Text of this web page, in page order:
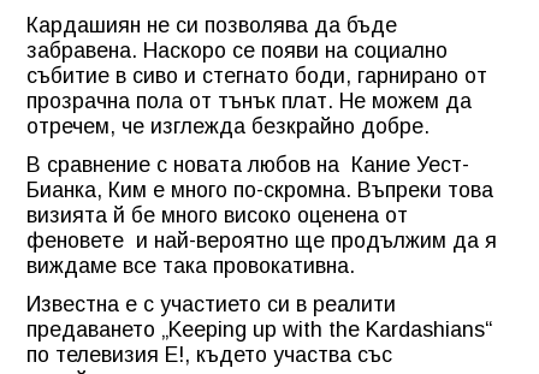
Кардашиян не си позволява да бъде
забравена. Наскоро се появи на социално
събитие в сиво и стегнато боди, гарнирано от
прозрачна пола от тънък плат. Не можем да
отречем, че изглежда безкрайно добре.
В сравнение с новата любов на Кание Уест-
Бианка, Ким е много по-скромна. Въпреки това
визията й бе много високо оценена от
феновете и най-вероятно ще продължим да я
виждаме все така провокативна.
Известна е с участието си в реалити
предаването „Keeping up with the Kardashians“
по телевизия E!, където участва със